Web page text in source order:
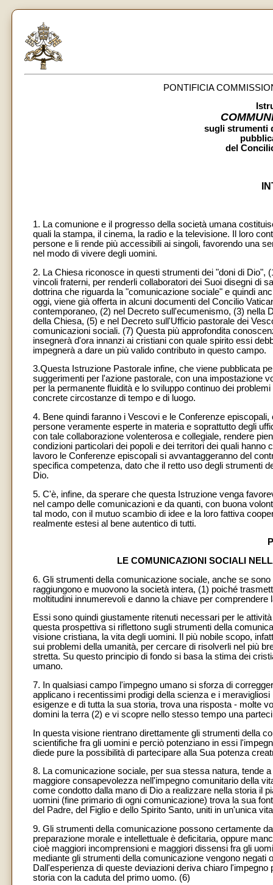
PONTIFICIA
sugli strumenti
del
1. La comunione e il progresso della società umana
quali la stampa, il cinema, la radio e la televisione. Il loro
persone e li rende più accessibili ai singoli, favorendo una
nel modo di vivere degli uomini.
2. La Chiesa riconosce in questi strumenti dei "doni di Dio",
vincoli fraterni, per renderli collaboratori dei Suoi disegni di
dottrina che riguarda la "comunicazione sociale" e quindi
oggi, viene già offerta in alcuni documenti del Concilio
contemporaneo, (2) nel Decreto sull'ecumenismo, (3) nella
della Chiesa, (5) e nel Decreto sull'Ufficio pastorale dei
comunicazioni sociali. (7) Questa più approfondita
insegnerà d'ora innanzi ai cristiani con quale spirito essi
impegnerà a dare un più valido contributo in questo campo.
3.Questa Istruzione Pastorale infine, che viene pubblicata
suggerimenti per l'azione pastorale, con una impostazione
per la permanente fluidità e lo sviluppo continuo dei
concrete circostanze di tempo e di luogo.
4. Bene quindi faranno i Vescovi e le Conferenze
persone veramente esperte in materia e soprattutto degli
con tale collaborazione volenterosa e collegiale, rendere
condizioni particolari dei popoli e dei territori dei quali
lavoro le Conferenze episcopali si avvantaggeranno del
specifica competenza, dato che il retto uso degli strumenti
Dio.
5. C'è, infine, da sperare che questa Istruzione venga
nel campo delle comunicazioni e da quanti, con buona
tal modo, con il mutuo scambio di idee e la loro fattiva
realmente estesi al bene autentico di tutti.
LE COMUNICAZIONI SOCIALI
6. Gli strumenti della comunicazione sociale, anche se
raggiungono e muovono la società intera, (1) poiché
moltitudini innumerevoli e danno la chiave per comprendere
Essi sono quindi giustamente ritenuti necessari per le
questa prospettiva si riflettono sugli strumenti della
visione cristiana, la vita degli uomini. Il più nobile scopo,
sui problemi della umanità, per cercare di risolverli nel più
stretta. Su questo principio di fondo si basa la stima dei
umano.
7. In qualsiasi campo l'impegno umano si sforza di
applicano i recentissimi prodigi della scienza e i
esigenze e di tutta la sua storia, trova una risposta - molte
domini la terra (2) e vi scopre nello stesso tempo una
In questa visione rientrano direttamente gli strumenti della
scientifiche fra gli uomini e perciò potenziano in essi
diede pure la possibilità di partecipare alla Sua potenza
8. La comunicazione sociale, per sua stessa natura, tende
maggiore consapevolezza nell'impegno comunitario della
come condotto dalla mano di Dio a realizzare nella storia il
uomini (fine primario di ogni comunicazione) trova la sua
del Padre, del Figlio e dello Spirito Santo, uniti in un'unica
9. Gli strumenti della comunicazione possono certamente
preparazione morale e intellettuale è deficitaria, oppure
cioè maggiori incomprensioni e maggiori dissensi fra gli
mediante gli strumenti della comunicazione vengono
Dall'esperienza di queste deviazioni deriva chiaro
storia con la caduta del primo uomo. (6)